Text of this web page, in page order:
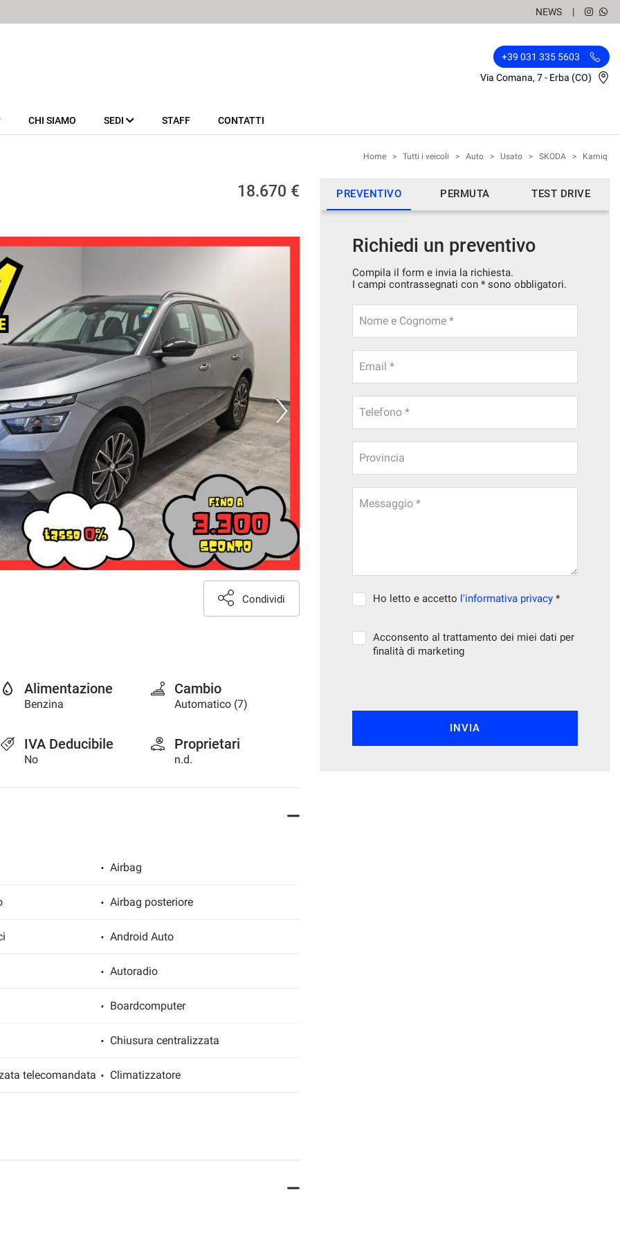
NEWS
+39 031 335 5603
Via Comana, 7 - Erba (CO)
CHI SIAMO SEDI STAFF CONTATTI
Home > Tutti i veicoli > Auto > Usato > SKODA > Kamiq
18.670 €
Condividi
Alimentazione
Benzina
Cambio
Automatico (7)
IVA Deducibile
No
Proprietari
n.d.
Airbag
Airbag posteriore
Android Auto
Autoradio
Boardcomputer
Chiusura centralizzata
telecomandata Climatizzatore
PREVENTIVO PERMUTA TEST DRIVE
Richiedi un preventivo
Compila il form e invia la richiesta.
I campi contrassegnati con * sono obbligatori.
Nome e Cognome *
Email *
Telefono *
Provincia
Messaggio *
Ho letto e accetto l'informativa privacy *
Acconsento al trattamento dei miei dati per
finalità di marketing
INVIA